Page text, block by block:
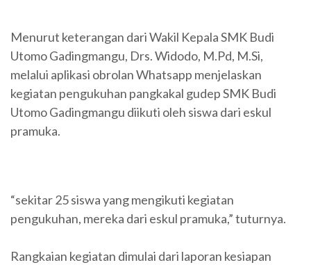
Menurut keterangan dari Wakil Kepala SMK Budi
Utomo Gadingmangu, Drs. Widodo, M.Pd, M.Si,
melalui aplikasi obrolan Whatsapp menjelaskan
kegiatan pengukuhan pangkakal gudep SMK Budi
Utomo Gadingmangu diikuti oleh siswa dari eskul
pramuka.
“sekitar 25 siswa yang mengikuti kegiatan
pengukuhan, mereka dari eskul pramuka,” tuturnya.
Rangkaian kegiatan dimulai dari laporan kesiapan